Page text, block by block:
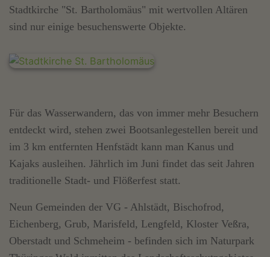
Stadtkirche "St. Bartholomäus" mit wertvollen Altären
sind nur einige besuchenswerte Objekte.
Für das Wasserwandern, das von immer mehr Besuchern
entdeckt wird, stehen zwei Bootsanlegestellen bereit und
im 3 km entfernten Henfstädt kann man Kanus und
Kajaks ausleihen. Jährlich im Juni findet das seit Jahren
traditionelle Stadt- und Flößerfest statt.
Neun Gemeinden der VG - Ahlstädt, Bischofrod,
Eichenberg, Grub, Marisfeld, Lengfeld, Kloster Veßra,
Oberstadt und Schmeheim - befinden sich im Naturpark